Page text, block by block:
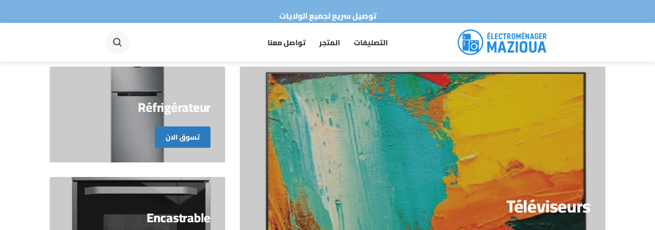
توصيل سريع لجميع الولايات
توصيل سريع لجميع الولايات
التصنيفات المتجر تواصل معنا
Téléviseurs
Réfrigérateur
تسوق الان
Encastrable